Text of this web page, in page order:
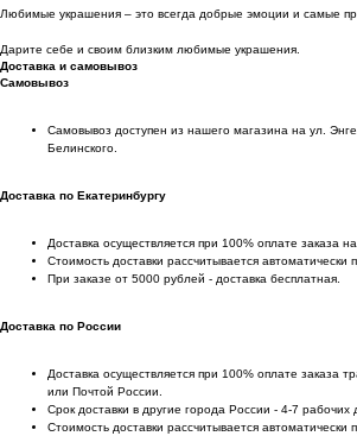
Любимые украшения – это всегда добрые эмоции и самые
Дарите себе и своим близким любимые украшения.
Доставка и самовывоз
Самовывоз
Самовывоз доступен из нашего магазина на ул.
Белинского.
Доставка по Екатеринбургу
Доставка осуществляется при 100% оплате заказа
Стоимость доставки рассчитывается
При заказе от 5000 рублей - доставка бесплатная.
Доставка по России
Доставка осуществляется при 100% оплате заказа
или Почтой России.
Срок доставки в другие города России - 4-7 рабочих
Стоимость доставки рассчитывается